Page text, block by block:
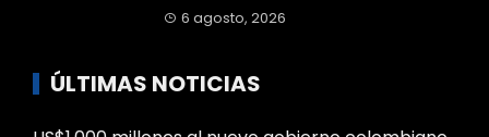
6 agosto, 2026
ÚLTIMAS NOTICIAS